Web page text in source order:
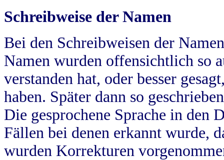
Schreibweise der Namen
Bei den Schreibweisen der
Namen wurden offensichtlich so
verstanden hat, oder besser
haben. Später dann so
Die gesprochene Sprache in
Fällen bei denen erkannt wurde,
wurden Korrekturen